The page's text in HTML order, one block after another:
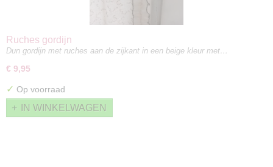
Ruches gordijn
Dun gordijn met ruches aan de zijkant in een beige kleur met…
€ 9,95
✓ Op voorraad
IN WINKELWAGEN